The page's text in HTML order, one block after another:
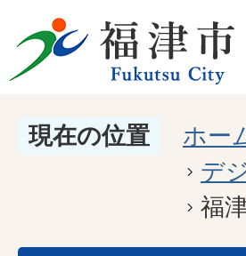
現在の位置 ホー
デ
福